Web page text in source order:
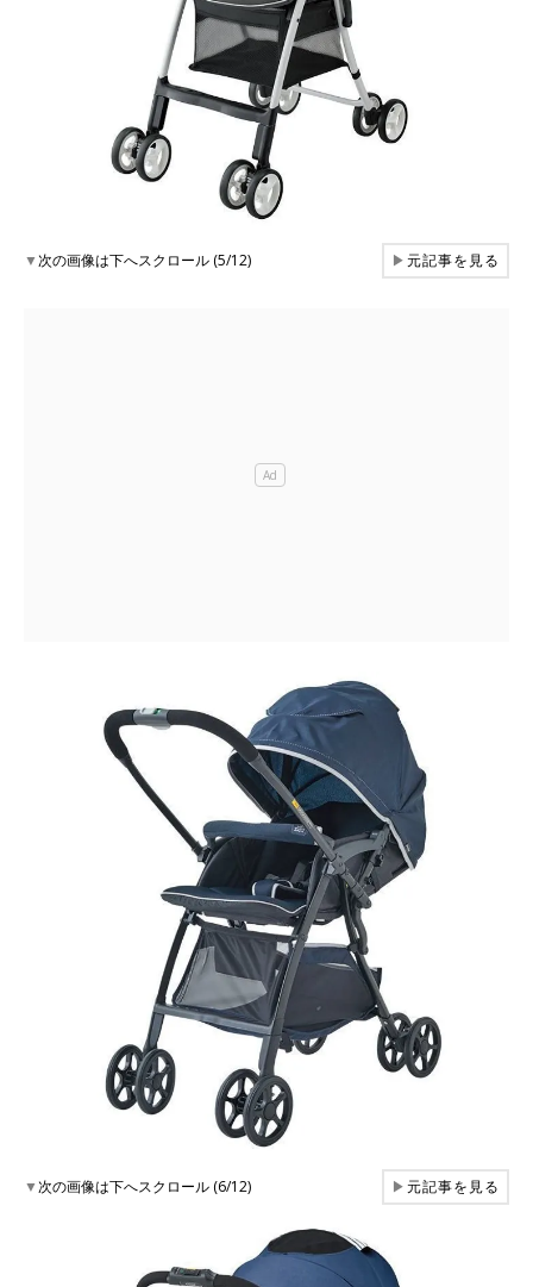
▼次の画像は下へスクロール (5/12) ▶元記事を見る
▼次の画像は下へスクロール (6/12) ▶元記事を見る